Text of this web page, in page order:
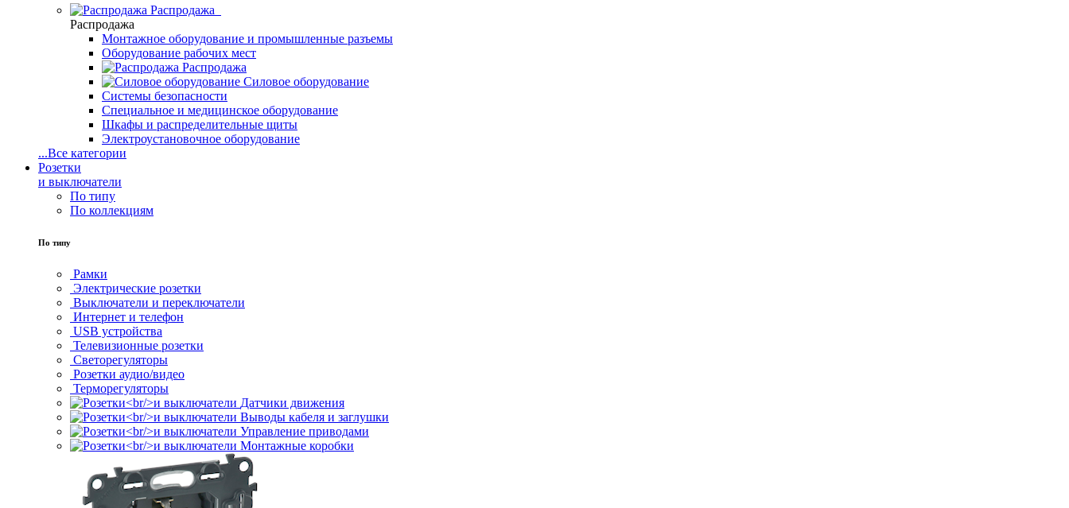
Распродажа
Распродажа
Монтажное оборудование и промышленные разъемы
Оборудование рабочих мест
Распродажа
Силовое оборудование
Системы безопасности
Специальное и медицинское оборудование
Шкафы и распределительные щиты
Электроустановочное оборудование
...Все категории
Розетки
и выключатели
По типу
По коллекциям
По типу
Рамки
Электрические розетки
Выключатели и переключатели
Интернет и телефон
USB устройства
Телевизионные розетки
Светорегуляторы
Розетки аудио/видео
Терморегуляторы
Датчики движения
Выводы кабеля и заглушки
Управление приводами
Монтажные коробки